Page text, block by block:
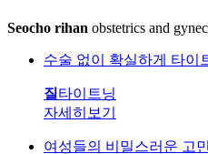
Seocho rihan obstetrics and
수술 없이 확실하게 타이
질 타이트닝
자세히보기
여성들의 비밀스러운 고